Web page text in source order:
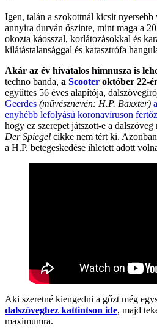
Igen, talán a szokottnál kicsit
annyira durván őszinte, mint maga a
okozta káosszal, korlátozásokkal és
kilátástalansággal és katasztrófa
Akár az év hivatalos himnusza is
techno banda, a Scooter október 22-
együttes 56 éves alapítója,
Geerdes (művésznevén: H.P. Baxxter)
enyhébb lefolyású koronavíruson
hogy ez szerepet játszott-e a dalszöveg
Der Spiegel cikke nem tért ki.
a H.P. betegeskedése ihletett adott
Aki szeretné kiengedni a gőzt még
dalszöveghez kattintson ide, majd
maximumra.